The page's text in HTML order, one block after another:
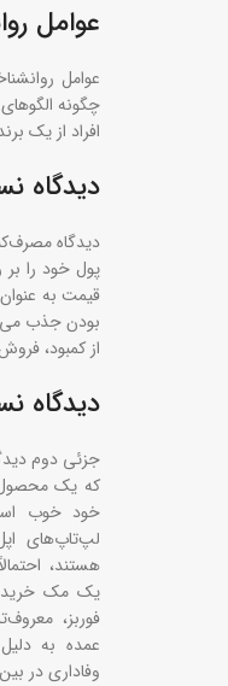
عوامل
عوامل
چگونه
افراد از یک
دیدگاه
دیدگاه
پول خود را
قیمت به
بودن جذب
از کمبود،
دیدگاه
جزئی دوم
که یک محصول
خود خوب
لپ‌تاپ‌های
هستند،
یک مک
فوربز،
عمده به
وفاداری در